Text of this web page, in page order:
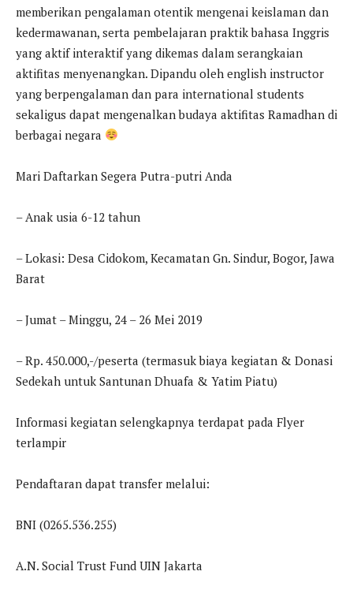
memberikan pengalaman otentik mengenai keislaman dan
kedermawanan, serta pembelajaran praktik bahasa Inggris
yang aktif interaktif yang dikemas dalam serangkaian
aktifitas menyenangkan. Dipandu oleh english instructor
yang berpengalaman dan para international students
sekaligus dapat mengenalkan budaya aktifitas Ramadhan di
berbagai negara
Mari Daftarkan Segera Putra-putri Anda
– Anak usia 6-12 tahun
– Lokasi: Desa Cidokom, Kecamatan Gn. Sindur, Bogor, Jawa
Barat
– Jumat – Minggu, 24 – 26 Mei 2019
– Rp. 450.000,-/peserta (termasuk biaya kegiatan & Donasi
Sedekah untuk Santunan Dhuafa & Yatim Piatu)
Informasi kegiatan selengkapnya terdapat pada Flyer
terlampir
Pendaftaran dapat transfer melalui:
BNI (0265.536.255)
A.N. Social Trust Fund UIN Jakarta